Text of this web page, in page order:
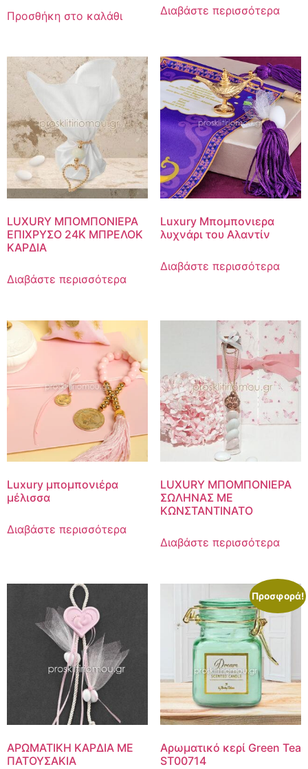
Προσθήκη στο καλάθι Διαβάστε περισσότερα
LUXURY ΜΠΟΜΠΟΝΙΕΡΑ
ΕΠΙΧΡΥΣΟ 24Κ ΜΠΡΕΛΟΚ
ΚΑΡΔΙΑ
Διαβάστε περισσότερα
Luxury Μπομπονιερα
λυχνάρι του Αλαντίν
Διαβάστε περισσότερα
Luxury μπομπονιέρα
μέλισσα
Διαβάστε περισσότερα
LUXURY ΜΠΟΜΠΟΝΙΕΡΑ
ΣΩΛΗΝΑΣ ΜΕ
ΚΩΝΣΤΑΝΤΙΝΑΤΟ
Διαβάστε περισσότερα
ΑΡΩΜΑΤΙΚΗ ΚΑΡΔΙΑ ΜΕ
ΠΑΤΟΥΣΑΚΙΑ
Προσφορά!
Αρωματικό κερί Green Tea
ST00714